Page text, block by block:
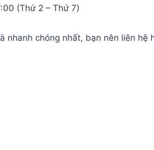
(Thứ 2 – Thứ 7)
nhanh chóng nhất, bạn nên liên hệ